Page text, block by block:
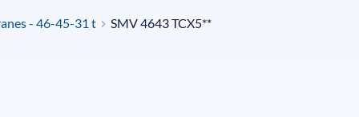
- 46-45-31 t SMV 4643 TCX5**